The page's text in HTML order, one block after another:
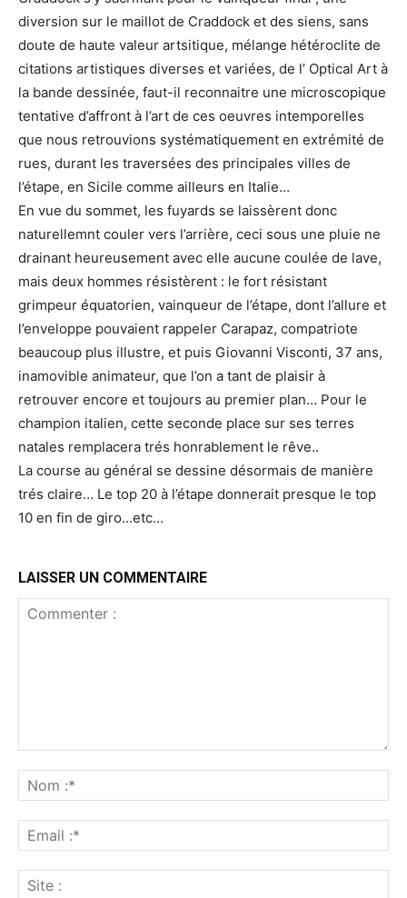
diversion sur le maillot de Craddock et des siens, sans
doute de haute valeur artsitique, mélange hétéroclite de
citations artistiques diverses et variées, de l’ Optical Art à
la bande dessinée, faut-il reconnaitre une microscopique
tentative d’affront à l’art de ces oeuvres intemporelles
que nous retrouvions systématiquement en extrémité de
rues, durant les traversées des principales villes de
l’étape, en Sicile comme ailleurs en Italie…
En vue du sommet, les fuyards se laissèrent donc
naturellemnt couler vers l’arrière, ceci sous une pluie ne
drainant heureusement avec elle aucune coulée de lave,
mais deux hommes résistèrent : le fort résistant
grimpeur équatorien, vainqueur de l’étape, dont l’allure et
l’enveloppe pouvaient rappeler Carapaz, compatriote
beaucoup plus illustre, et puis Giovanni Visconti, 37 ans,
inamovible animateur, que l’on a tant de plaisir à
retrouver encore et toujours au premier plan… Pour le
champion italien, cette seconde place sur ses terres
natales remplacera trés honrablement le rêve..
La course au général se dessine désormais de manière
trés claire… Le top 20 à l’étape donnerait presque le top
10 en fin de giro…etc…
LAISSER UN COMMENTAIRE